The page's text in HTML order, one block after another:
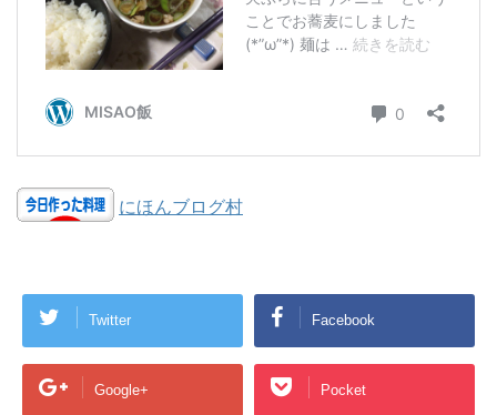
にほんブログ村
Twitter Facebook
Google+ Pocket